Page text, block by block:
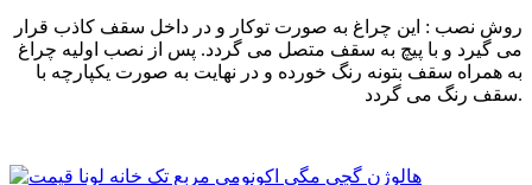
روش نصب : این چراغ به صورت توکار و در داخل سقف کاذب قرار
می گیرد و با پیچ به سقف متصل می گردد. پس از نصب اولیه چراغ
به همراه سقف بتونه رنگ خورده و در نهایت به صورت یکپارچه با
سقف رنگ می گردد.